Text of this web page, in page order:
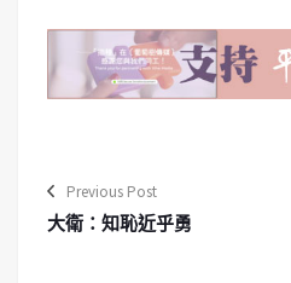
Previous Post
大衛：知恥近乎勇